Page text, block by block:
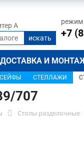
А
режим
+7
ДОСТАВКА И
СЕЙФЫ СТЕЛЛАЖИ
707
Столы разделочные